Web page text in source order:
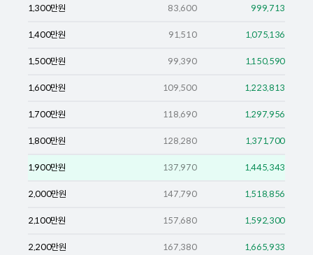
1,300만원 83,600 999,713
1,400만원 91,510 1,075,136
1,500만원 99,390 1,150,590
1,600만원 109,500 1,223,813
1,700만원 118,690 1,297,956
1,800만원 128,280 1,371,700
1,900만원 137,970 1,445,343
2,000만원 147,790 1,518,856
2,100만원 157,680 1,592,300
2,200만원 167,380 1,665,933